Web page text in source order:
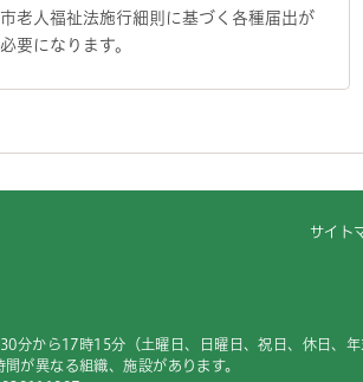
市老人福祉法施行細則に基づく各種届出が
必要になります。
サイト
分から17時15分（土曜日、日曜日、祝日、休日、
が異なる組織、施設があります。